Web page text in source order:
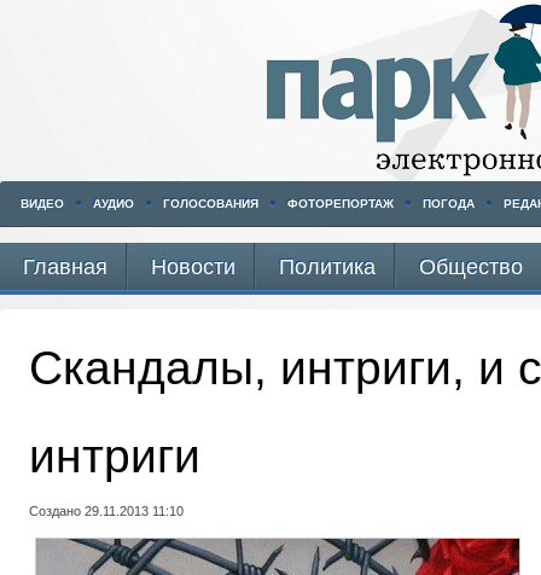
ВИДЕО АУДИО ГОЛОСОВАНИЯ ФОТОРЕПОРТАЖ ПОГОДА
Главная Новости Политика Общество
Скандалы, интриги, и
интриги
Создано 29.11.2013 11:10